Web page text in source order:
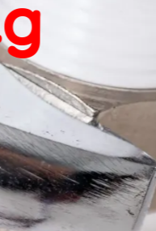
prijzen vanaf